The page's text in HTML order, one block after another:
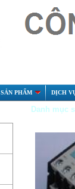
SẢN PHẨM DỊCH
Danh mục